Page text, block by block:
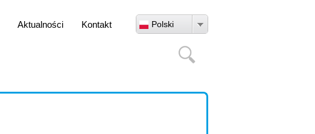
Polski
Aktualności Kontakt